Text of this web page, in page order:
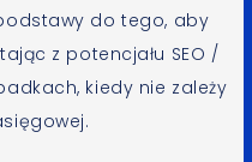
do tego, aby
z potencjału SEO /
kiedy nie zależy